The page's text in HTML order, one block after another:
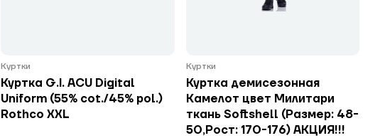
Куртки
Куртка G.I. ACU Digital
Uniform (55% cot./45% pol.)
Rothco XXL
Куртки
Куртка демисезонная
Камелот цвет Милитари
ткань Softshell (Размер: 48-
50,Рост: 170-176) АКЦИЯ!!!